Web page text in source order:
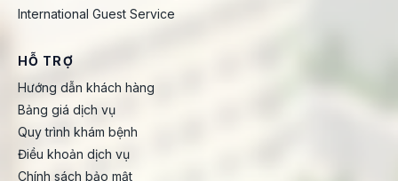
International Guest Service
HỖ TRỢ
Hướng dẫn khách hàng
Bảng giá dịch vụ
Quy trình khám bệnh
Điều khoản dịch vụ
Chính sách bảo mật